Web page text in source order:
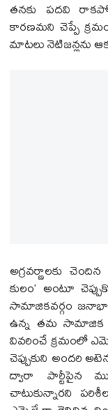
తనకు పదవి
కారణమని చెప్పే
మాటలు నెటిజన్లను
అగ్రవర్ణాలకు
కులం’ అంటూ
సామాజికవర్గం
ఉన్న తమ సామాజిక
వివరించే క్రమంలో
చెప్పుకుని అందరి
ద్వారా పార్టీపైన
చాటుకున్నారని